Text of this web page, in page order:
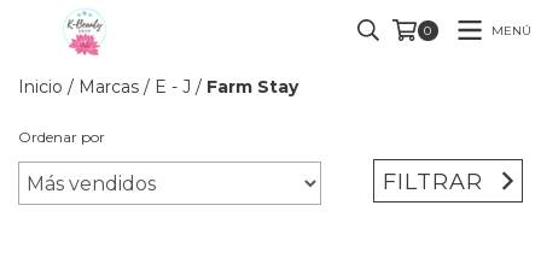
0 MENÚ
Inicio / Marcas / E - J / Farm Stay
Ordenar por
FILTRAR